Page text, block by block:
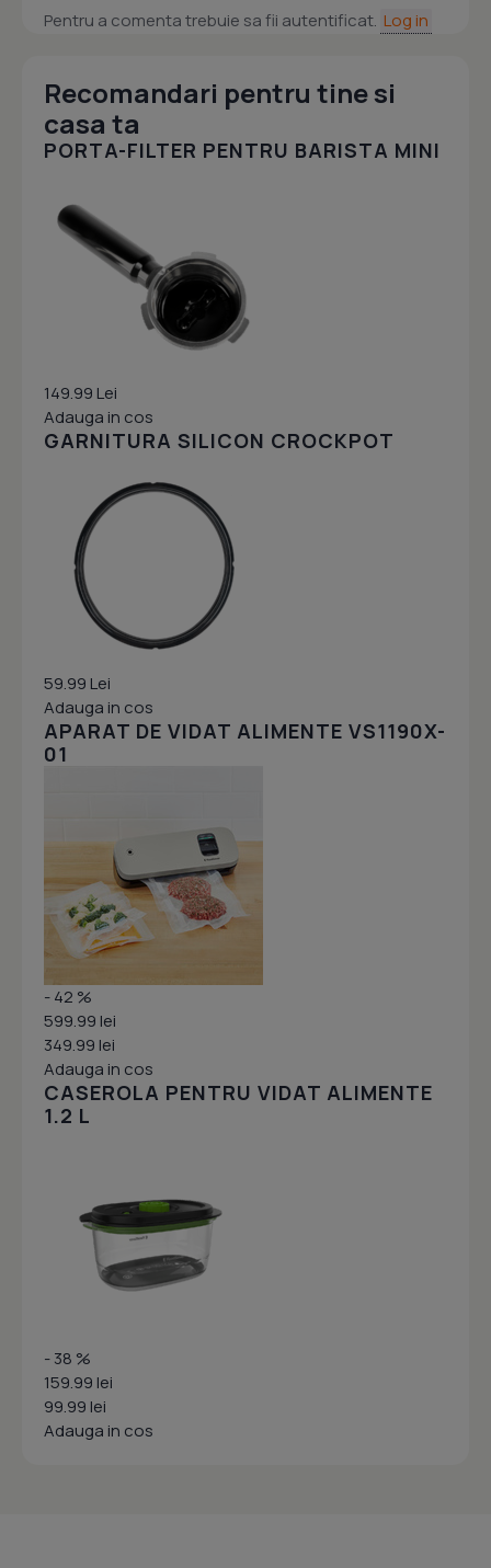
Pentru a comenta trebuie sa fii autentificat. Log in
Recomandari pentru tine si
casa ta
PORTA-FILTER PENTRU BARISTA MINI
149.99 Lei
Adauga in cos
GARNITURA SILICON CROCKPOT
59.99 Lei
Adauga in cos
APARAT DE VIDAT ALIMENTE VS1190X-
01
- 42 %
599.99 lei
349.99 lei
Adauga in cos
CASEROLA PENTRU VIDAT ALIMENTE
1.2 L
- 38 %
159.99 lei
99.99 lei
Adauga in cos